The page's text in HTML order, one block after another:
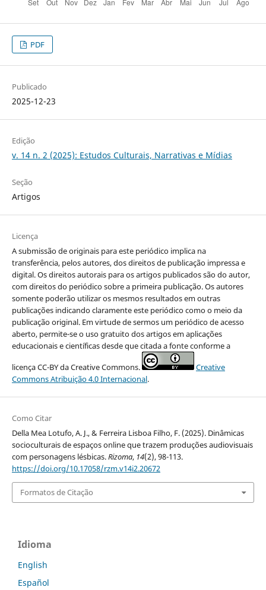
PDF
Publicado
2025-12-23
Edição
v. 14 n. 2 (2025): Estudos Culturais, Narrativas e Mídias
Seção
Artigos
Licença
A submissão de originais para este periódico implica na
transferência, pelos autores, dos direitos de publicação impressa e
digital. Os direitos autorais para os artigos publicados são do autor,
com direitos do periódico sobre a primeira publicação. Os autores
somente poderão utilizar os mesmos resultados em outras
publicações indicando claramente este periódico como o meio da
publicação original. Em virtude de sermos um periódico de acesso
aberto, permite-se o uso gratuito dos artigos em aplicações
educacionais e científicas desde que citada a fonte conforme a
licença CC-BY da Creative Commons.
Creative
Commons Atribuição 4.0 Internacional.
Como Citar
Della Mea Lotufo, A. J., & Ferreira Lisboa Filho, F. (2025). Dinâmicas
socioculturais de espaços online que trazem produções audiovisuais
com personagens lésbicas.Rizoma, 14(2), 98-113.
https://doi.org/10.17058/rzm.v14i2.20672
Formatos de Citação
Idioma
English
Español